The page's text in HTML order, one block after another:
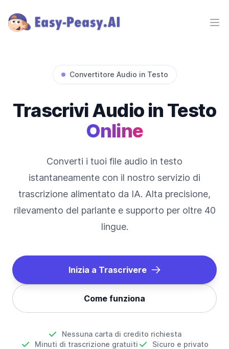
Convertitore Audio in Testo
Trascrivi Audio in Testo
Online
Converti i tuoi file audio in testo
istantaneamente con il nostro servizio di
trascrizione alimentato da IA. Alta precisione,
rilevamento del parlante e supporto per oltre 40
lingue.
Inizia a Trascrivere
Come funziona
Nessuna carta di credito richiesta
Minuti di trascrizione gratuiti
Sicuro e privato